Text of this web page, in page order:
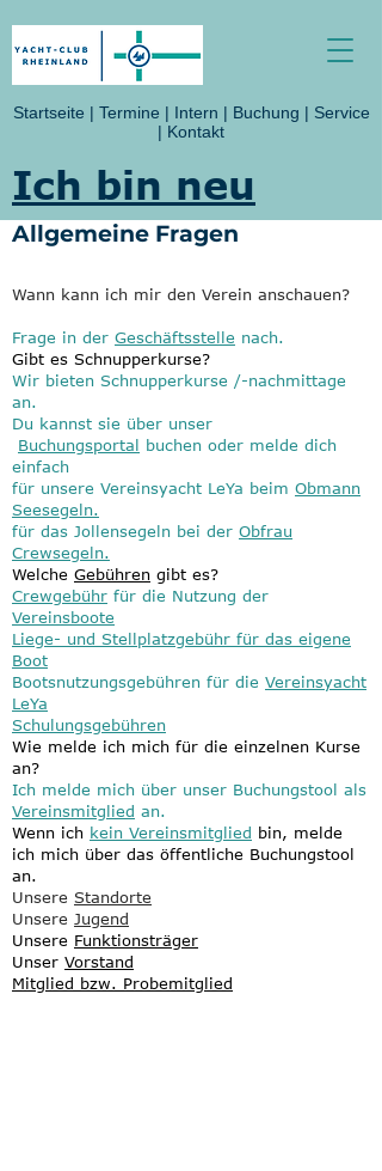
Startseite | Termine | Intern | Buchung | Service
| Kontakt
Ich bin neu
Allgemeine Fragen
Wann kann ich mir den Verein anschauen?
Frage in der Geschäftsstelle nach.
Gibt es Schnupperkurse?
Wir bieten Schnupperkurse /-nachmittage
an.
Du kannst sie über unser
Buchungsportal buchen oder melde dich
einfach
für unsere Vereinsyacht LeYa beim Obmann
Seesegeln.
für das Jollensegeln bei der Obfrau
Crewsegeln.
Welche Gebühren gibt es?
Crewgebühr für die Nutzung der
Vereinsboote
Liege- und Stellplatzgebühr für das eigene
Boot
Bootsnutzungsgebühren für die Vereinsyacht
LeYa
Schulungsgebühren
Wie melde ich mich für die einzelnen Kurse
an?
Ich melde mich über unser Buchungstool als
Vereinsmitglied an.
Wenn ich kein Vereinsmitglied bin, melde
ich mich über das öffentliche Buchungstool
an.
Unsere Standorte
Unsere Jugend
Unsere Funktionsträger
Unser Vorstand
Mitglied bzw. Probemitglied